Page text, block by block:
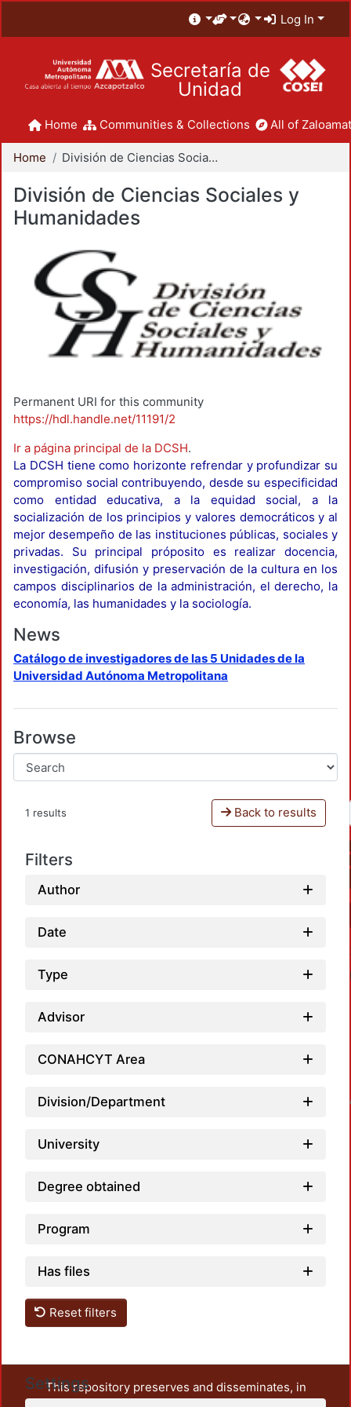
Log In
Secretaría de
Unidad
Home Communities & Collections All of
Home División de Ciencias Sociales y Humanidades
División de Ciencias Sociales y
Humanidades
Permanent URI for this community
https://hdl.handle.net/11191/2
Ir a página principal de la DCSH.
La DCSH tiene como horizonte refrendar y profundizar su
compromiso social contribuyendo, desde su especificidad
como entidad educativa, a la equidad social, a la
socialización de los principios y valores democráticos y al
mejor desempeño de las instituciones públicas, sociales y
privadas. Su principal próposito es realizar docencia,
investigación, difusión y preservación de la cultura en los
campos disciplinarios de la administración, el derecho, la
economía, las humanidades y la sociología.
News
Catálogo de investigadores de las 5 Unidades de la
Universidad Autónoma Metropolitana
Browse
1 results Back to results
Filters
Author
Date
Type
Advisor
CONAHCYT Area
Division/Department
University
Degree obtained
Program
Has files
Reset filters
Settings
This repository preserves and disseminates, in